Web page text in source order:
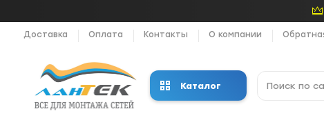
Доставка Оплата Контакты О компании
Каталог